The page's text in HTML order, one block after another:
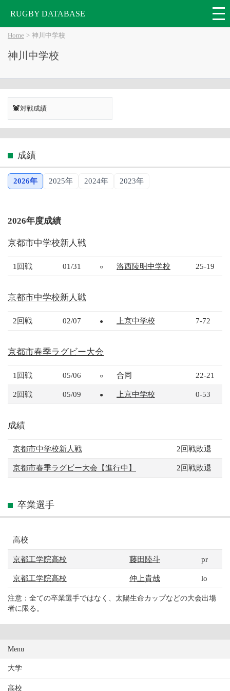
RUGBY DATABASE
Home 神川中学校
神川中学校
対戦成績
成績
2026年 2025年 2024年 2023年
2026年度成績
京都市中学校新人戦
1回戦 01/31 ○ 洛西陵明中学校 25-19
京都市中学校新人戦
2回戦 02/07 ● 上京中学校 7-72
京都市春季ラグビー大会
1回戦 05/06 ○ 合同 22-21
2回戦 05/09 ● 上京中学校 0-53
成績
京都市中学校新人戦 2回戦敗退
京都市春季ラグビー大会【進行中】 2回戦敗退
卒業選手
高校
京都工学院高校 藤田陸斗 pr
京都工学院高校 仲上貴哉 lo
注意：全ての卒業選手ではなく、太陽生命カップなどの大会出場
者に限る。
Menu
大学
高校